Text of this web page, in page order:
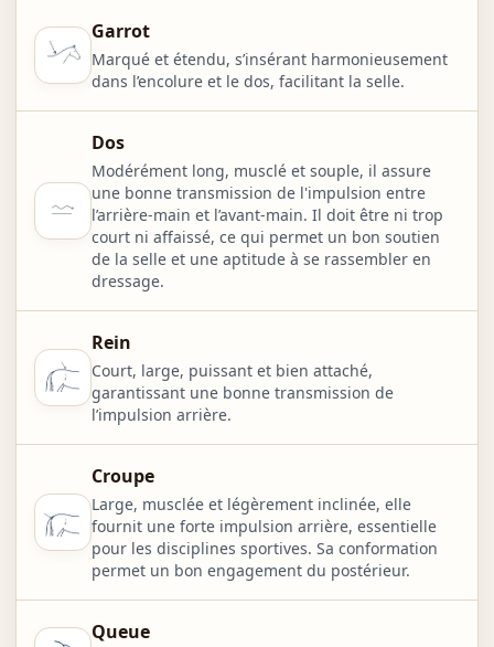
Garrot
Marqué et étendu, s’insérant harmonieusement
dans l’encolure et le dos, facilitant la selle.
Dos
Modérément long, musclé et souple, il assure
une bonne transmission de l'impulsion entre
l’arrière-main et l’avant-main. Il doit être ni trop
court ni affaissé, ce qui permet un bon soutien
de la selle et une aptitude à se rassembler en
dressage.
Rein
Court, large, puissant et bien attaché,
garantissant une bonne transmission de
l’impulsion arrière.
Croupe
Large, musclée et légèrement inclinée, elle
fournit une forte impulsion arrière, essentielle
pour les disciplines sportives. Sa conformation
permet un bon engagement du postérieur.
Queue